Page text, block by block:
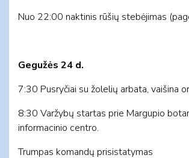
Nuo 22:00 naktinis rūšių stebėjimas
Gegužės 24 d.
7:30 Pusryčiai su žolelių arbata, vaišina
8:30 Varžybų startas prie Margupio
informacinio centro.
Trumpas komandų prisistatymas